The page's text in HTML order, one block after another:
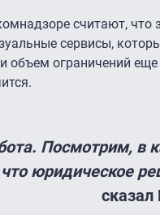
считают,
сервисы,
ограничений еще
Посмотрим, в
юридическое